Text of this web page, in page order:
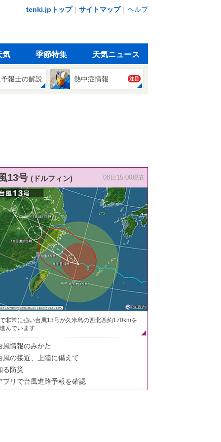
tenki.jpトップ｜ サイトマップ｜ ヘルプ
気 季節特集 天気ニュース
報士の解説 熱中症情報 注目
13号 (ドルフィン) 08日15:00現在
非常に強い台風13号が久米島の西北西約170kmを
んでいます
風情報のみかた
風の接近、上陸に備えて
る防災
プリで台風進路予報を確認